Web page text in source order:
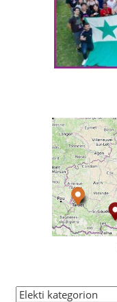
Elekti